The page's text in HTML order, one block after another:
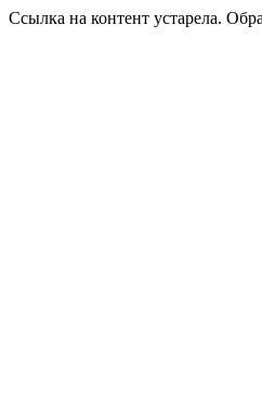
Ссылка на контент устарела.